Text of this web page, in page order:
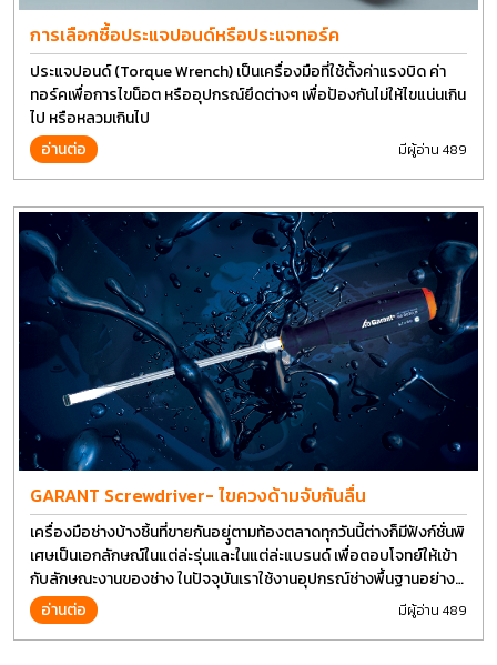
การเลือกซื้อประแจปอนด์หรือประแจทอร์ค
ประแจปอนด์ (Torque Wrench) เป็นเครื่องมือที่ใช้ตั้งค่าแรงบิด ค่า
ทอร์คเพื่อการไขน็อต หรืออุปกรณ์ยึดต่างๆ เพื่อป้องกันไม่ให้ไขแน่นเกิน
ไป หรือหลวมเกินไป
อ่านต่อ
มีผู้อ่าน 489
GARANT Screwdriver- ไขควงด้ามจับกันลื่น
เครื่องมือช่างบ้างชิ้นที่ขายกันอยุู่ตามท้องตลาดทุกวันนี้ต่างก็มีฟังก์ชั่นพิ
เศษเป็นเอกลักษณ์ในแต่ล่ะรุ่นและในแต่ล่ะแบรนด์ เพื่อตอบโจทย์ให้เข้า
กับลักษณะงานของช่าง ในปัจจุบันเราใช้งานอุปกรณ์ช่างพื้นฐานอย่าง
ไขควงกันในงานหลายประเภททำให้มีการปรับเปลี่ยนรูปแบบ
อ่านต่อ มีผู้อ่าน 489